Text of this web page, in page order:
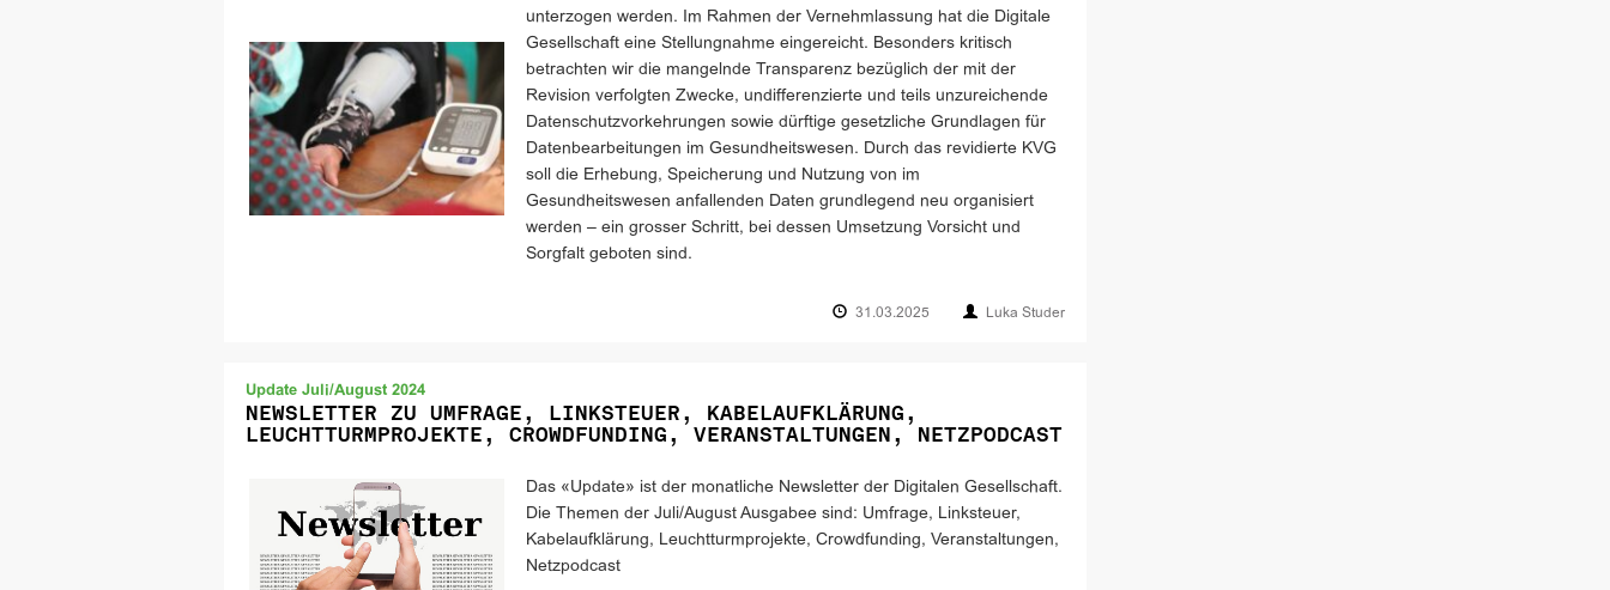
unterzogen werden. Im Rahmen der Vernehmlassung hat die Digitale
Gesellschaft eine Stellungnahme eingereicht. Besonders kritisch
betrachten wir die mangelnde Transparenz bezüglich der mit der
Revision verfolgten Zwecke, undifferenzierte und teils unzureichende
Datenschutzvorkehrungen sowie dürftige gesetzliche Grundlagen für
Datenbearbeitungen im Gesundheitswesen. Durch das revidierte KVG
soll die Erhebung, Speicherung und Nutzung von im
Gesundheitswesen anfallenden Daten grundlegend neu organisiert
werden – ein grosser Schritt, bei dessen Umsetzung Vorsicht und
Sorgfalt geboten sind.
31.03.2025 Luka Studer
Update Juli/August 2024
NEWSLETTER ZU UMFRAGE, LINKSTEUER, KABELAUFKLÄRUNG,
LEUCHTTURMPROJEKTE, CROWDFUNDING, VERANSTALTUNGEN, NETZPODCAST
Das «Update» ist der monatliche Newsletter der Digitalen Gesellschaft.
Die Themen der Juli/August Ausgabee sind: Umfrage, Linksteuer,
Kabelaufklärung, Leuchtturmprojekte, Crowdfunding, Veranstaltungen,
Netzpodcast